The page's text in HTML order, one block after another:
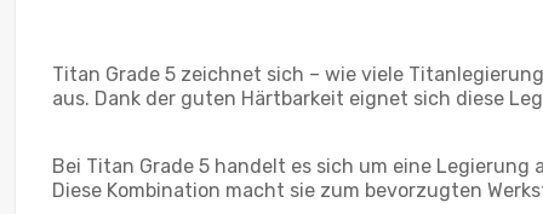
Titan Grade 5 zeichnet sich – wie viele
aus. Dank der guten Härtbarkeit eignet sich diese
Bei Titan Grade 5 handelt es sich um eine
Diese Kombination macht sie zum bevorzugten